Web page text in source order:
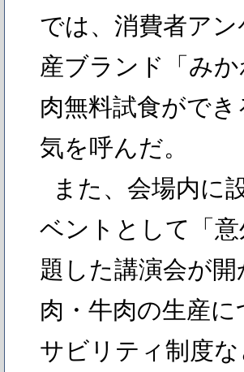
では、消費者ア
産ブランド「み
肉無料試食がで
気を呼んだ。
また、会場内に
ベントとして「
題した講演会が
肉・牛肉の生産
サビリティ制度